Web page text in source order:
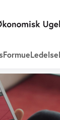
FormueLedelse